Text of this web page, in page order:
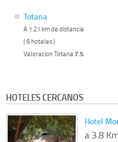
Totana
A 1.21 km de distancia
( 6 hoteles )
Valoracion Totana 7.5
HOTELES CERCANOS
Hotel
a 3.8